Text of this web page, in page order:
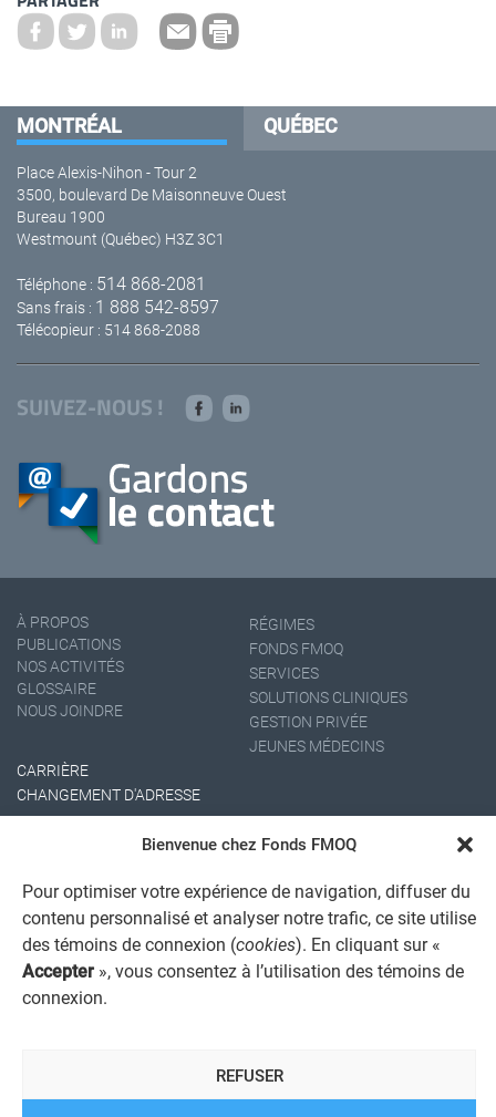
Bienvenue chez Fonds FMOQ
Pour optimiser votre expérience de navigation, diffuser du
contenu personnalisé et analyser notre trafic, ce site utilise
des témoins de connexion (cookies). En cliquant sur «
Accepter », vous consentez à l’utilisation des témoins de
connexion.
REFUSER
MONTRÉAL QUÉBEC
Place Alexis-Nihon - Tour 2
3500, boulevard De Maisonneuve Ouest
Bureau 1900
Westmount (Québec) H3Z 3C1
Téléphone : 514 868-2081
Sans frais : 1 888 542-8597
Télécopieur : 514 868-2088
SUIVEZ-NOUS !
À PROPOS
PUBLICATIONS
NOS ACTIVITÉS
GLOSSAIRE
NOUS JOINDRE
RÉGIMES
FONDS FMOQ
SERVICES
SOLUTIONS CLINIQUES
GESTION PRIVÉE
JEUNES MÉDECINS
CARRIÈRE
CHANGEMENT D'ADRESSE
AVIS JURIDIQUE GÉNÉRAL
REGISTRE DES CONFLITS D'INTÉRÊTS
LIENS UTILES